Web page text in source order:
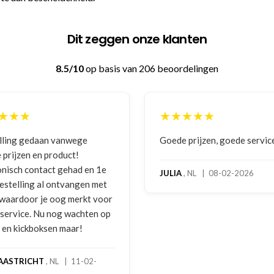
Dit zeggen onze klanten
8.5/10op basis van 206 beoordelingen
prijzen, goede service
NL | 08-02-2026
★★★★★
Zeer betrouwbaar en
hoog servicelevel. Bestelde